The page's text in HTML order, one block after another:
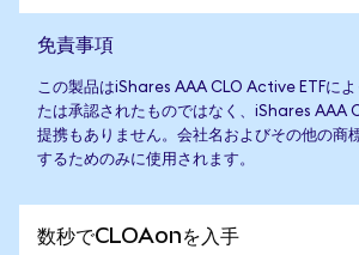
免責事項
この製品はiShares AAA CLO Active ETFによ
たは承認されたものではなく、iShares AAA
提携もありません。会社名およびその他の商
するためのみに使用されます。
数秒でCLOAonを入手